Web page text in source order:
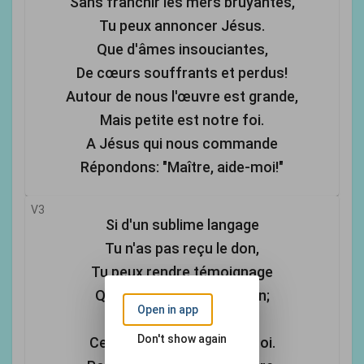
Tu peux annoncer Jésus.
Que d'âmes insouciantes,
De cœurs souffrants et perdus!
Autour de nous l'œuvre est grande,
Mais petite est notre foi.
A Jésus qui nous commande
Répondons: "Maître, aide-moi!"
V3
Si d'un sublime langage
Tu n'as pas reçu le don,
Tu peux rendre témoignage
Qu'en Jésus est le pardon;
A ton frère tu peux dire
Ce que Christ a fait pour toi.
Open in app
Don't show again